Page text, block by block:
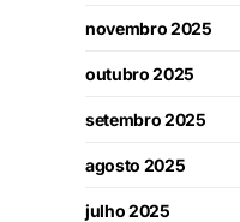
novembro 2025
outubro 2025
setembro 2025
agosto 2025
julho 2025